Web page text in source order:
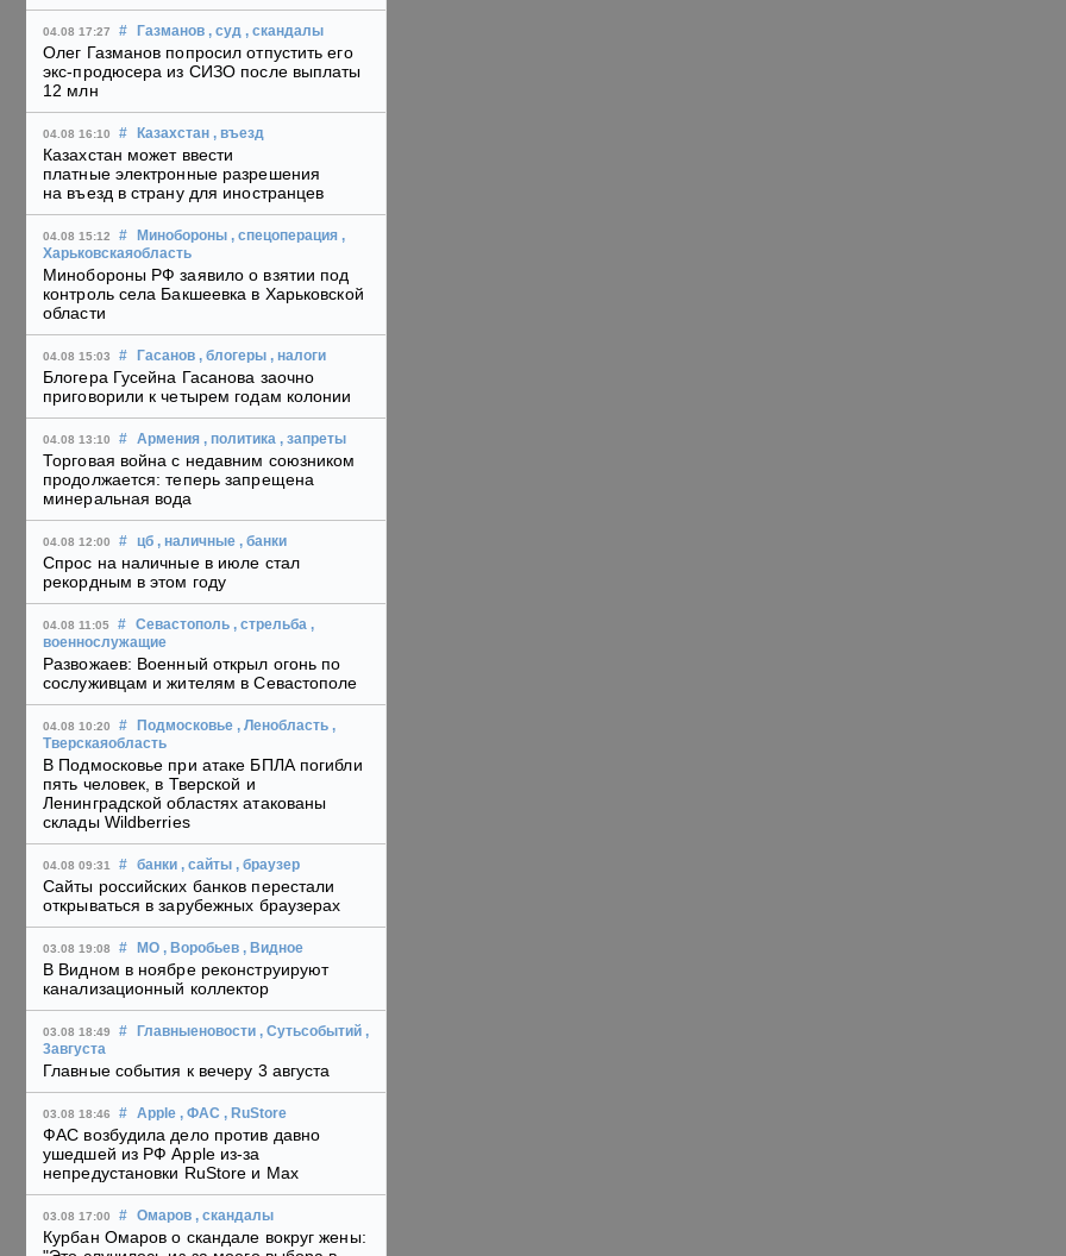
04.08 17:27 # Газманов , суд , скандалы
Олег Газманов попросил отпустить его
экс-продюсера из СИЗО после выплаты
12 млн
04.08 16:10 # Казахстан , въезд
Казахстан может ввести
платные электронные разрешения
на въезд в страну для иностранцев
04.08 15:12 # Минобороны , спецоперация ,
Харьковскаяобласть
Минобороны РФ заявило о взятии под
контроль села Бакшеевка в Харьковской
области
04.08 15:03 # Гасанов , блогеры , налоги
Блогера Гусейна Гасанова заочно
приговорили к четырем годам колонии
04.08 13:10 # Армения , политика , запреты
Торговая война с недавним союзником
продолжается: теперь запрещена
минеральная вода
04.08 12:00 # цб , наличные , банки
Спрос на наличные в июле стал
рекордным в этом году
04.08 11:05 # Севастополь , стрельба ,
военнослужащие
Развожаев: Военный открыл огонь по
сослуживцам и жителям в Севастополе
04.08 10:20 # Подмосковье , Ленобласть ,
Тверскаяобласть
В Подмосковье при атаке БПЛА погибли
пять человек, в Тверской и
Ленинградской областях атакованы
склады Wildberries
04.08 09:31 # банки , сайты , браузер
Сайты российских банков перестали
открываться в зарубежных браузерах
03.08 19:08 # МО , Воробьев , Видное
В Видном в ноябре реконструируют
канализационный коллектор
03.08 18:49 # Главныеновости , Сутьсобытий ,
3августа
Главные события к вечеру 3 августа
03.08 18:46 # Apple , ФАС , RuStore
ФАС возбудила дело против давно
ушедшей из РФ Apple из-за
непредустановки RuStore и Max
03.08 17:00 # Омаров , скандалы
Курбан Омаров о скандале вокруг жены: